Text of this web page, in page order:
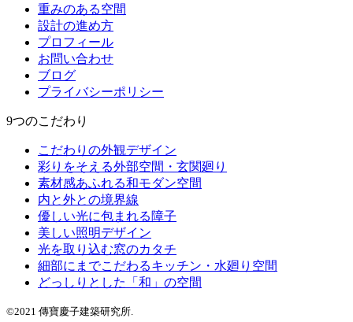
重みのある空間
設計の進め方
プロフィール
お問い合わせ
ブログ
プライバシーポリシー
9つのこだわり
こだわりの外観デザイン
彩りをそえる外部空間・玄関廻り
素材感あふれる和モダン空間
内と外との境界線
優しい光に包まれる障子
美しい照明デザイン
光を取り込む窓のカタチ
細部にまでこだわるキッチン・水廻り空間
どっしりとした「和」の空間
©2021 傳寶慶子建築研究所.